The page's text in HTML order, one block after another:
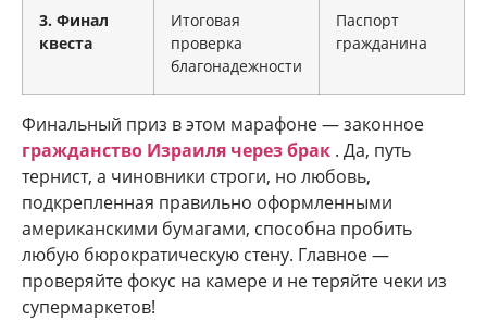
3. Финал
квеста
Итоговая
проверка
благонадежности
Паспорт
гражданина
Финальный приз в этом марафоне — законное
гражданство Израиля через брак . Да, путь
тернист, а чиновники строги, но любовь,
подкрепленная правильно оформленными
американскими бумагами, способна пробить
любую бюрократическую стену. Главное —
проверяйте фокус на камере и не теряйте чеки из
супермаркетов!